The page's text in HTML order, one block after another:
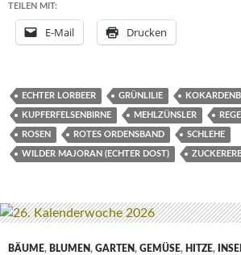
TEILEN MIT:
E-Mail Drucken
ECHTER LORBEER GRÜNLILIE
KUPFERFELSENBIRNE MEHLZÜNSLER
ROSEN ROTES ORDENSBAND SCHLEHE
WILDER MAJORAN (ECHTER DOST)
BÄUME, BLUMEN, GARTEN, GEMÜSE, HITZE,